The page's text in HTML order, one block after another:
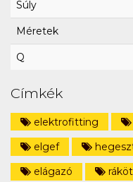
Súly
Méretek
Q
Címkék
elektrofitting
elgef
elágazó